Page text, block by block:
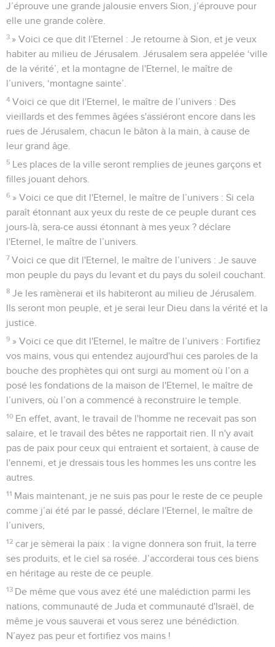
J’éprouve une grande jalousie envers Sion, j’éprouve pour
elle une grande colère.
3 » Voici ce que dit l'Eternel : Je retourne à Sion, et je veux
habiter au milieu de Jérusalem. Jérusalem sera appelée ‘ville
de la vérité’, et la montagne de l'Eternel, le maître de
l’univers, ‘montagne sainte’.
4 Voici ce que dit l'Eternel, le maître de l’univers : Des
vieillards et des femmes âgées s'assiéront encore dans les
rues de Jérusalem, chacun le bâton à la main, à cause de
leur grand âge.
5 Les places de la ville seront remplies de jeunes garçons et
filles jouant dehors.
6 » Voici ce que dit l'Eternel, le maître de l’univers : Si cela
paraît étonnant aux yeux du reste de ce peuple durant ces
jours-là, sera-ce aussi étonnant à mes yeux ? déclare
l'Eternel, le maître de l’univers.
7 Voici ce que dit l'Eternel, le maître de l’univers : Je sauve
mon peuple du pays du levant et du pays du soleil couchant.
8 Je les ramènerai et ils habiteront au milieu de Jérusalem.
Ils seront mon peuple, et je serai leur Dieu dans la vérité et la
justice.
9 » Voici ce que dit l'Eternel, le maître de l’univers : Fortifiez
vos mains, vous qui entendez aujourd'hui ces paroles de la
bouche des prophètes qui ont surgi au moment où l’on a
posé les fondations de la maison de l'Eternel, le maître de
l’univers, où l’on a commencé à reconstruire le temple.
10 En effet, avant, le travail de l'homme ne recevait pas son
salaire, et le travail des bêtes ne rapportait rien. Il n'y avait
pas de paix pour ceux qui entraient et sortaient, à cause de
l'ennemi, et je dressais tous les hommes les uns contre les
autres.
11 Mais maintenant, je ne suis pas pour le reste de ce peuple
comme j’ai été par le passé, déclare l'Eternel, le maître de
l’univers,
12 car je sèmerai la paix : la vigne donnera son fruit, la terre
ses produits, et le ciel sa rosée. J’accorderai tous ces biens
en héritage au reste de ce peuple.
13 De même que vous avez été une malédiction parmi les
nations, communauté de Juda et communauté d'Israël, de
même je vous sauverai et vous serez une bénédiction.
N’ayez pas peur et fortifiez vos mains !